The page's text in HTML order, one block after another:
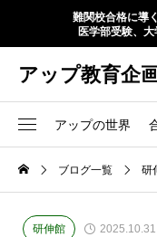
難関校合格に導
医学部受験、
アップ教育企
アップの世界
ブログ一覧 研
研伸館 2025.10.31